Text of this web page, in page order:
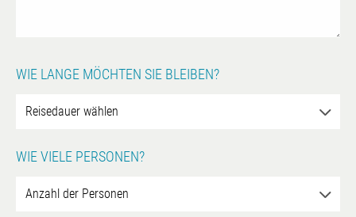
WIE LANGE MÖCHTEN SIE BLEIBEN?
WIE VIELE PERSONEN?